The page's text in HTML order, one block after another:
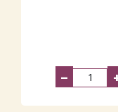
–